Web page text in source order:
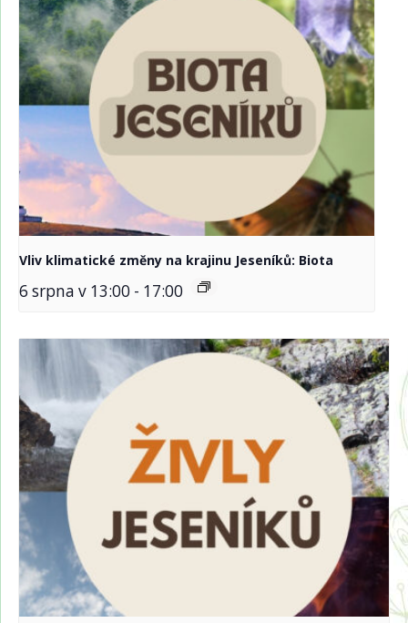
Vliv klimatické změny na krajinu Jeseníků: Biota
6 srpna v 13:00 - 17:00